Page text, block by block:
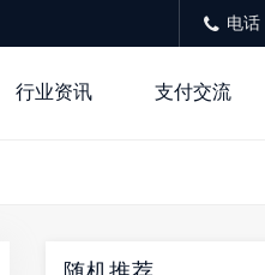
电话
行业资讯 支付交流